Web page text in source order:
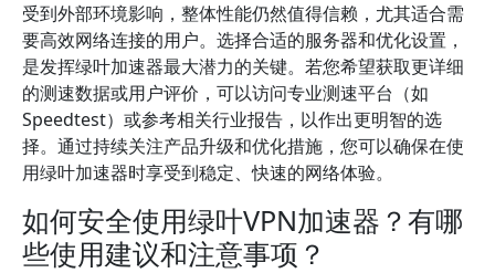
受到外部环境影响，整体性能仍然值得信赖，尤其适合需
要高效网络连接的用户。选择合适的服务器和优化设置，
是发挥绿叶加速器最大潜力的关键。若您希望获取更详细
的测速数据或用户评价，可以访问专业测速平台（如
Speedtest）或参考相关行业报告，以作出更明智的选
择。通过持续关注产品升级和优化措施，您可以确保在使
用绿叶加速器时享受到稳定、快速的网络体验。
如何安全使用绿叶VPN加速器？有哪
些使用建议和注意事项？